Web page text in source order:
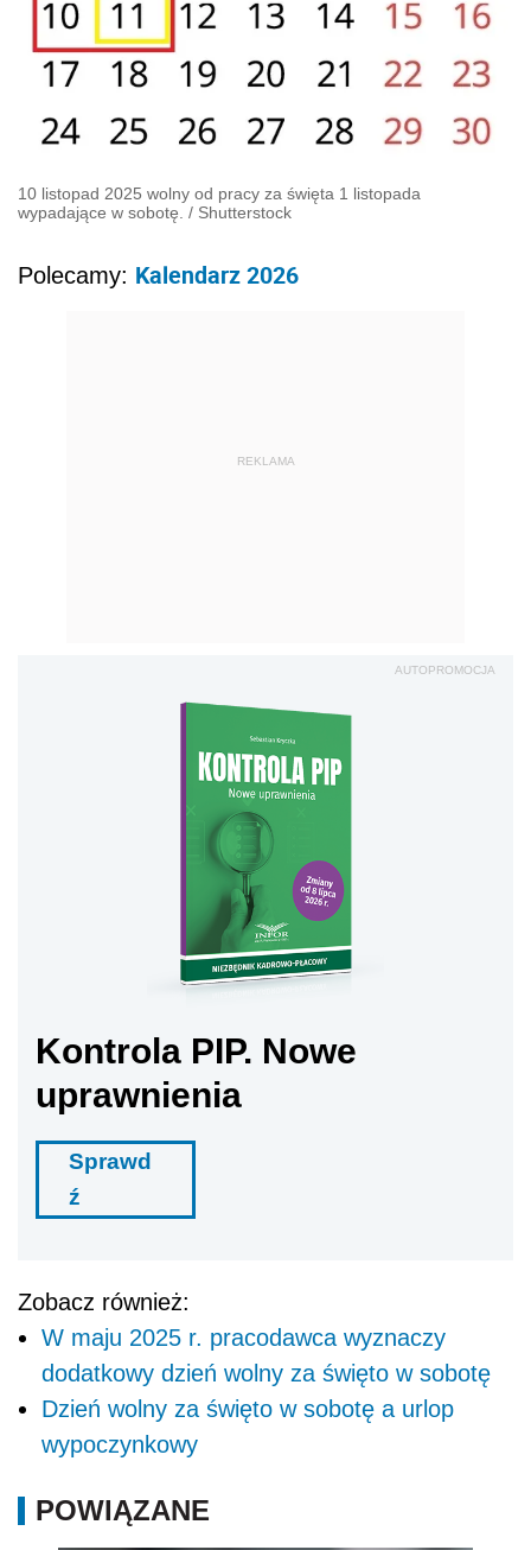
REKLAMA
Kontrola PIP. Nowe
uprawnienia
Zobacz również:
dodatkowy dzień wolny za święto w sobotę
Dzień wolny za święto w sobotę a urlop
wypoczynkowy
POWIĄZANE
święto wypadające w sobotę lub niedzielę. Kto
powinien dostać